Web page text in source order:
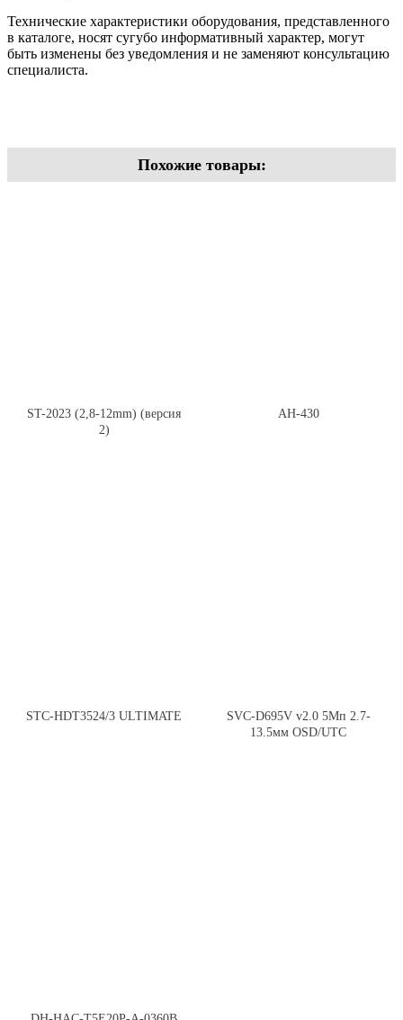
Технические характеристики оборудования, представленного
в каталоге, носят сугубо информативный характер, могут
быть изменены без уведомления и не заменяют консультацию
специалиста.
Похожие товары:
ST-2023 (2,8-12mm) (версия
2)
AH-430
STC-HDT3524/3 ULTIMATE
SVC-D695V v2.0 5Мп 2.7-
13.5мм OSD/UTC